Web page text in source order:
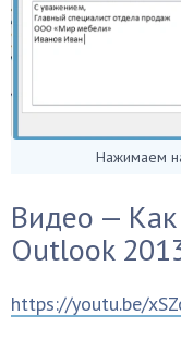
Нажимаем
Видео —
Outlook
https://youtu.be/